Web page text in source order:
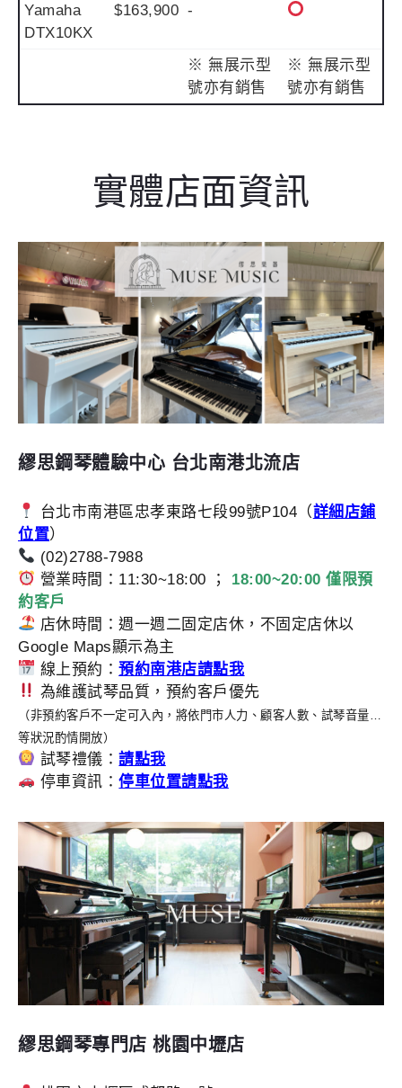
Yamaha
DTX10KX
$163,900 -
※ 無展示型
號亦有銷售
※ 無展示型
號亦有銷售
實體店面資訊
繆思鋼琴體驗中心 台北南港北流店
台北市南港區忠孝東路七段99號P104（詳細店鋪
位置）
(02)2788-7988
營業時間：11:30~18:00 ；
18:00~20:00 僅限預
約客戶
店休時間：週一週二固定店休，不固定店休以
Google Maps顯示為主
線上預約：預約南港店請點我
為維護試琴品質，預約客戶優先
（非預約客戶不一定可入內，將依門市人力、顧客人數、試琴音量…
等狀況酌情開放）
試琴禮儀：請點我
停車資訊 ：停車位置請點我
繆思鋼琴專門店 桃園中壢店